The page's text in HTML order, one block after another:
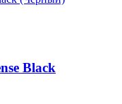
Black